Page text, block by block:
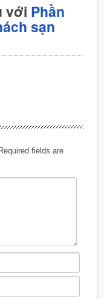
với Phần
sạn
Required fields are